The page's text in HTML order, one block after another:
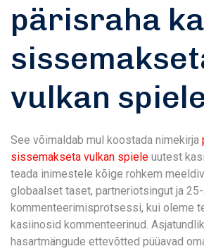
pärisraha
vulkan
See võimaldab mul koostada nimekirja
sissemakseta vulkan spiele uutest
teada inimestele kõige rohkem
globaalset taset, partneriotsingut ja
kommenteerimisprotsessi, kui oleme
kasiinosid kommenteerinud.
hasartmängude ettevõtted püüavad